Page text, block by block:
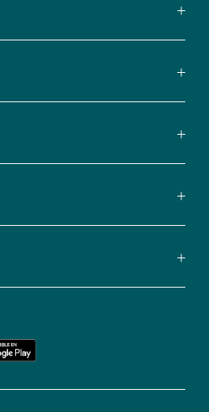
aceptas
comerciales
personalizadas
parte
Redoute.
de
en
cualquier
Para